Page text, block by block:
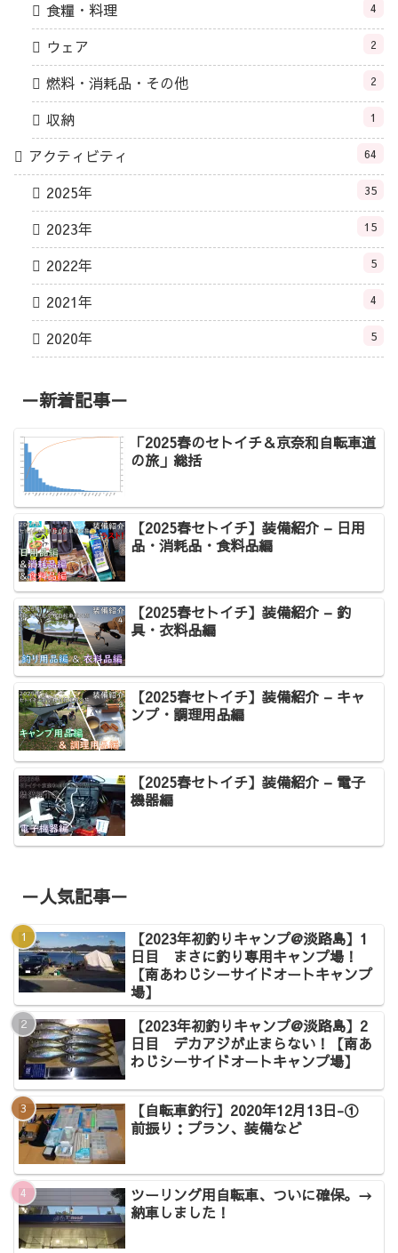
食糧・料理 4
ウェア 2
燃料・消耗品・その他 2
収納 1
アクティビティ 64
2025年 35
2023年 15
2022年 5
2021年 4
2020年 5
－新着記事－
「2025春のセトイチ＆京奈和自転車道
の旅」総括
【2025春セトイチ】装備紹介 – 日用
品・消耗品・食料品編
【2025春セトイチ】装備紹介 – 釣
具・衣料品編
【2025春セトイチ】装備紹介 – キャ
ンプ・調理用品編
【2025春セトイチ】装備紹介 – 電子
機器編
－人気記事－
【2023年初釣りキャンプ@淡路島】1
日目 まさに釣り専用キャンプ場！
【南あわじシーサイドオートキャンプ
場】
【2023年初釣りキャンプ@淡路島】2
日目 デカアジが止まらない！【南あ
わじシーサイドオートキャンプ場】
【自転車釣行】2020年12月13日-①
前振り：プラン、装備など
ツーリング用自転車、ついに確保。→
納車しました！